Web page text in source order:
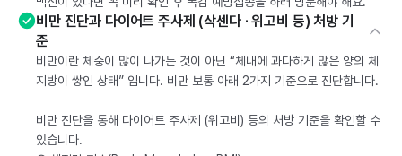
비만 진단과 다이어트 주사제 (삭센다 · 위고비 등) 처방 기
준
비만이란 체중이 많이 나가는 것이 아닌 “체내에 과다하게 많은 양의 체
지방이 쌓인 상태” 입니다. 비만 보통 아래 2가지 기준으로 진단합니다.
비만 진단을 통해 다이어트 주사제 (위고비) 등의 처방 기준을 확인할 수
있습니다.